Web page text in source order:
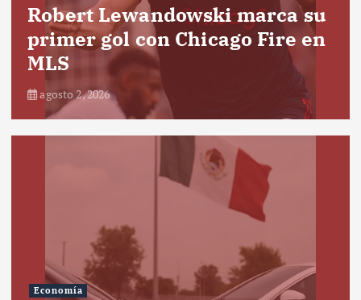
Robert Lewandowski marca su
primer gol con Chicago Fire en
MLS
agosto 2, 2026
Economía